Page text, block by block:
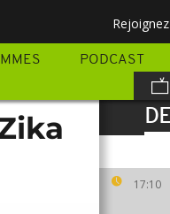
PODCAST
17:10